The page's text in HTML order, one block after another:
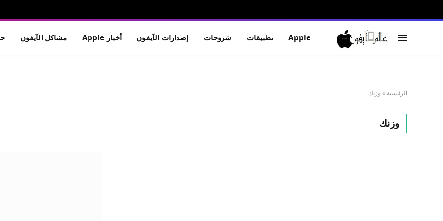
Apple تطبيقات شروحات إصدارات الآيفون أخبار Apple مشاكل الآيفون
الرئيسية » وزنك
وزنك